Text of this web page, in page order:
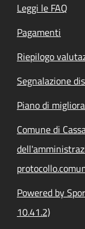
Leggi le FAQ
Pagamenti
Riepilogo
Segnalazione
Piano di
Comune di
Powered by
10.41.2)